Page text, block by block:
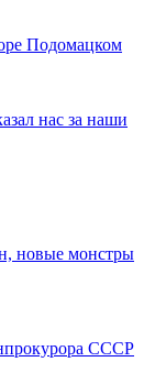
Подомацком
нас за наши
новые монстры
СССР